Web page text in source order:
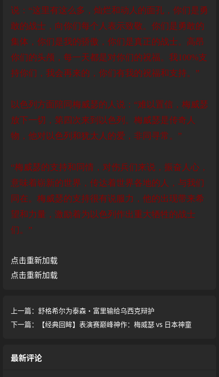
说：“这里有这么多，灿烂和动人的面孔，你们是勇
敢的战士，向你们每个人表示致敬。你们是勇敢的
集体，你们是我的骄傲，你们是真正的战士。高昂
你们的头颅，每一天都是对你们的祝福。我100%支
持你们，我会再来的，你们有我的祝福和支持。”
以色列方面陪同梅威瑟的人说：“难以置信，梅威瑟
放下一切，第四次来到以色列。梅威瑟是传奇人
物，他对以色列和犹太人的爱，非同寻常。”
“梅威瑟的支持和同情，对伤兵们来说，振奋人心，
意味着崭新的世界，传达着世界各地的人，与我们
同在。梅威瑟的支持很有说服力，他的出现带来希
望和力量，激励着为以色列作出重大牺牲的战士
们。”
点击重新加载
点击重新加载
上一篇：舒格希尔为泰森·富里输给乌西克辩护
下一篇：【经典回眸】表演赛巅峰神作：梅威瑟 vs 日本神童
最新评论